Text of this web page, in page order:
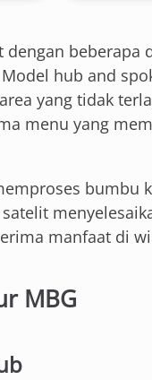
beberapa
hub and
yang tidak
menu yang
bumbu
manfaat di
MBG